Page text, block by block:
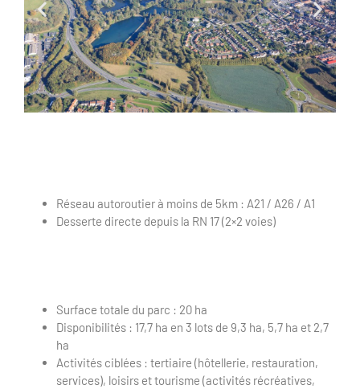
Réseau autoroutier à moins de 5km : A21 / A26 / A1
Desserte directe depuis la RN 17 (2×2 voies)
Surface totale du parc : 20 ha
Disponibilités : 17,7 ha en 3 lots de 9,3 ha, 5,7 ha et 2,7
ha
Activités ciblées : tertiaire (hôtellerie, restauration,
services), loisirs et tourisme (activités récréatives,